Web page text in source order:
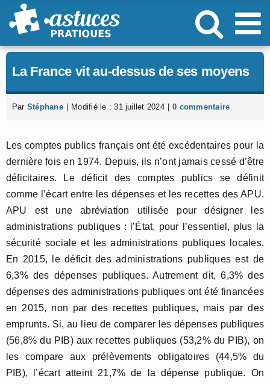
Passer
au
La France vit au-dessus de ses moyens
Par Stéphane Modifié le : 31 juillet 2024 0 commentaire
Les comptes publics français ont été excédentaires pour la
dernière fois en 1974. Depuis, ils n’ont jamais cessé d’être
déficitaires. Le déficit des comptes publics se définit
comme l’écart entre les dépenses et les recettes des APU.
APU est une abréviation utilisée pour désigner les
administrations publiques : l’État, pour l’essentiel, plus la
sécurité sociale et les administrations publiques locales.
En 2015, le déficit des administrations publiques est de
6,3% des dépenses publiques. Autrement dit, 6,3% des
dépenses des administrations publiques ont été financées
en 2015, non par des recettes publiques, mais par des
emprunts. Si, au lieu de comparer les dépenses publiques
(56,8% du PIB) aux recettes publiques (53,2% du PIB), on
les compare aux prélèvements obligatoires (44,5% du
PIB), l’écart atteint 21,7% de la dépense publique. On